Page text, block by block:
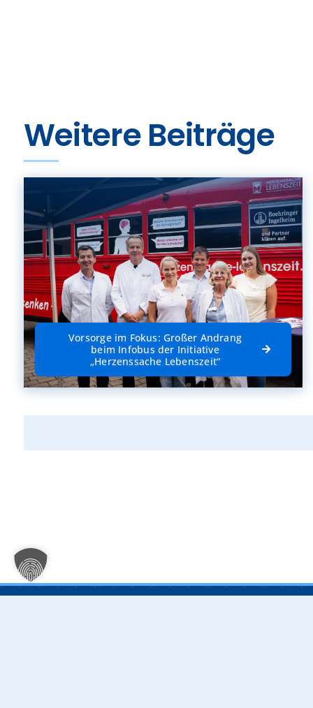
Weitere Beiträge
Vorsorge im Fokus: Großer Andrang
beim Infobus der Initiative
„Herzenssache Lebenszeit“